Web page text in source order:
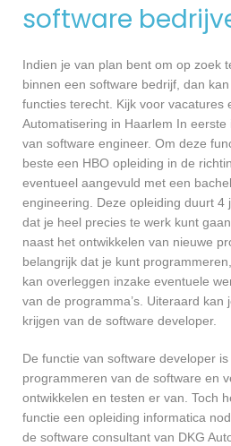
software
Indien je van plan bent om op zoek
binnen een software bedrijf, dan
functies terecht. Kijk voor vacatures
Automatisering in Haarlem In
van software engineer. Om deze
beste een HBO opleiding in de
eventueel aangevuld met een
engineering. Deze opleiding duurt 4
dat je heel precies te werk kunt
naast het ontwikkelen van nieuwe
belangrijk dat je kunt
kan overleggen inzake eventuele
van de programma’s. Uiteraard kan
krijgen van de software developer.
De functie van software developer
programmeren van de software en
ontwikkelen en testen er van. Toch
functie een opleiding informatica
de software consultant van DKG